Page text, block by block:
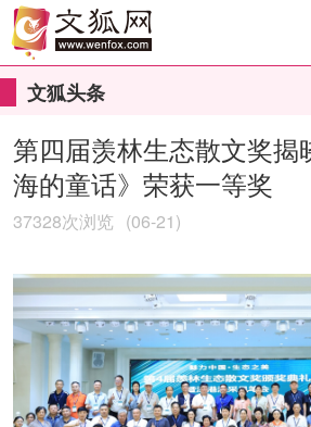
文狐头条
第四届羡林生态散文奖揭
海的童话》荣获一等奖
37328次浏览 (06-21)